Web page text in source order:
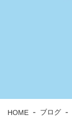
HOME ブログ